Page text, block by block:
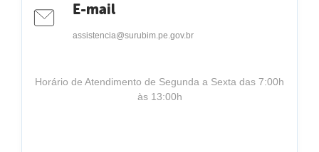
E-mail
assistencia@surubim.pe.gov.br
Horário de Atendimento de Segunda a Sexta das 7:00h
às 13:00h